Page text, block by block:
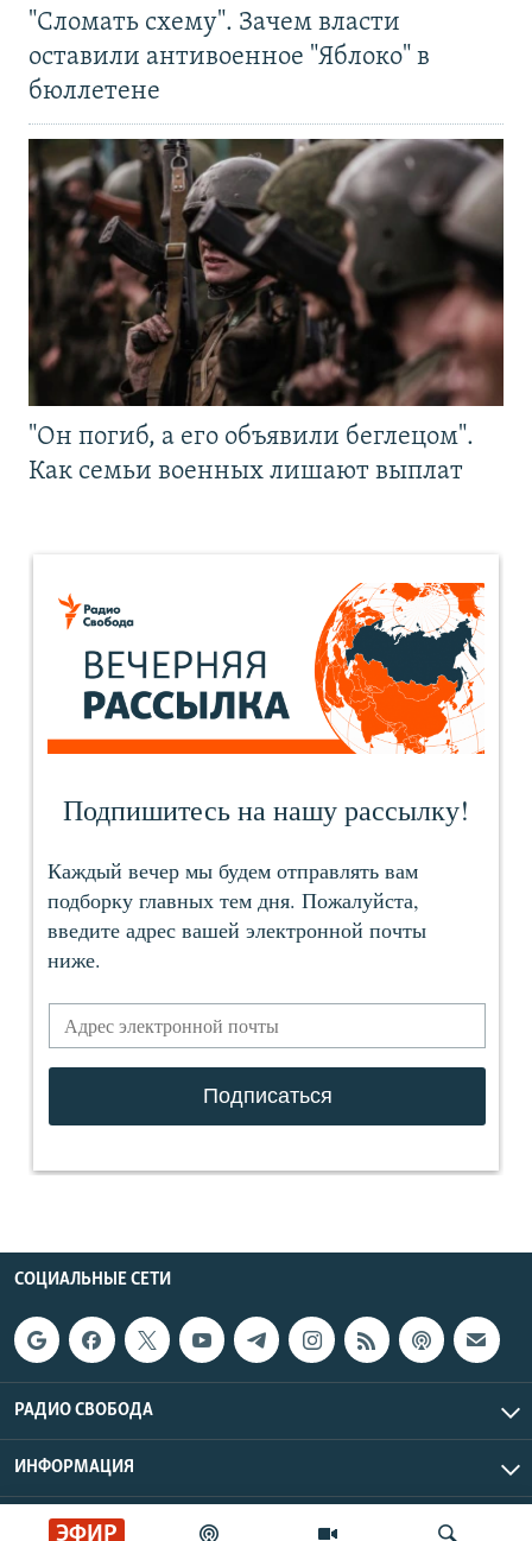
ЭФИР
"Сломать схему". Зачем власти
оставили антивоенное "Яблоко" в
бюллетене
"Он погиб, а его объявили беглецом".
Как семьи военных лишают выплат
СОЦИАЛЬНЫЕ СЕТИ
РАДИО СВОБОДА
ИНФОРМАЦИЯ
Радио Свобода © 2026 RFE/RL, Inc. | Все права защищены.